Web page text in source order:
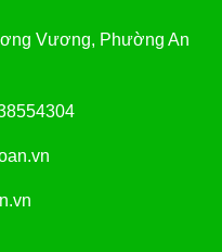
Vương, Phường An